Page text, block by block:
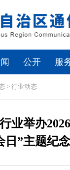
公开 服
> 行业动态
业举办
日”主题纪